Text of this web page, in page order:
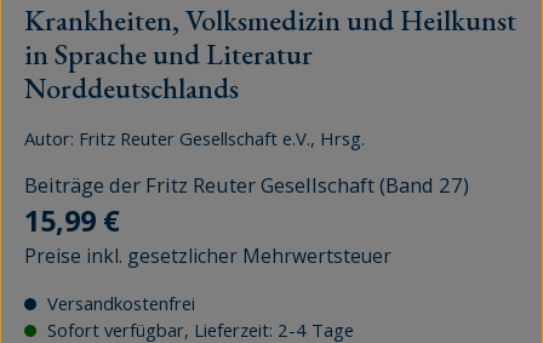
Krankheiten, Volksmedizin und Heilkunst
in Sprache und Literatur
Norddeutschlands
Autor: Fritz Reuter Gesellschaft e.V., Hrsg.
Beiträge der Fritz Reuter Gesellschaft (Band 27)
Regulärer Preis:
15,99 €
Preise inkl. gesetzlicher Mehrwertsteuer
Versandkostenfrei
Sofort verfügbar, Lieferzeit: 2-4 Tage